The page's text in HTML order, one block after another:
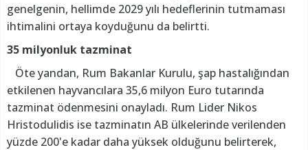
genelgenin, hellimde 2029 yılı hedeflerinin tutmaması
ihtimalini ortaya koyduğunu da belirtti.
35 milyonluk tazminat
Öte yandan, Rum Bakanlar Kurulu, şap hastalığından
etkilenen hayvancılara 35,6 milyon Euro tutarında
tazminat ödenmesini onayladı. Rum Lider Nikos
Hristodulidis ise tazminatın AB ülkelerinde verilenden
yüzde 200'e kadar daha yüksek olduğunu belirterek,